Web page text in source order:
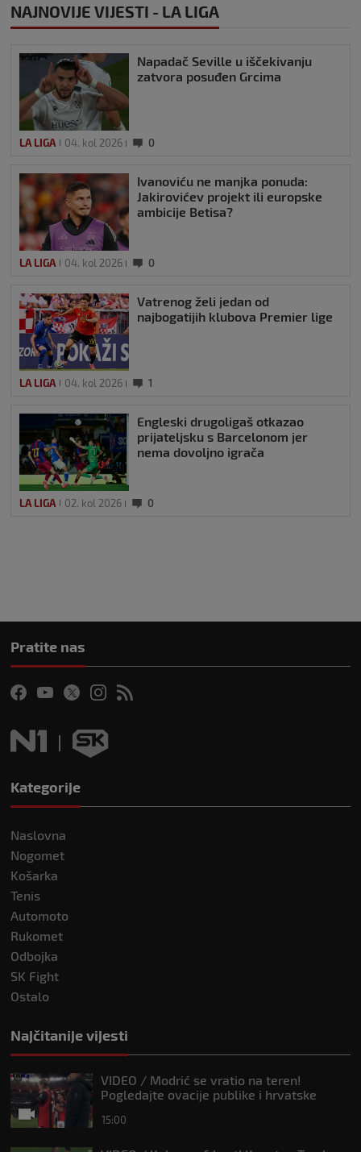
NAJNOVIJE VIJESTI - LA LIGA
Napadač Seville u iščekivanju
zatvora posuđen Grcima
LA LIGA 04. kol 2026 0
Ivanoviću ne manjka ponuda:
Jakirovićev projekt ili europske
ambicije Betisa?
LA LIGA 04. kol 2026 0
Vatrenog želi jedan od
najbogatijih klubova Premier lige
LA LIGA 04. kol 2026 1
Engleski drugoligaš otkazao
prijateljsku s Barcelonom jer
nema dovoljno igrača
LA LIGA 02. kol 2026 0
Pratite nas
Kategorije
Naslovna
Nogomet
Košarka
Tenis
Automoto
Rukomet
Odbojka
SK Fight
Ostalo
Najčitanije vijesti
VIDEO / Modrić se vratio na teren!
Pogledajte ovacije publike i hrvatske
15:00